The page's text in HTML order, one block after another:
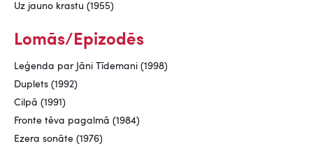
Uz jauno krastu (1955)
Lomās/Epizodēs
Leģenda par Jāni Tīdemani (1998)
Duplets (1992)
Cilpā (1991)
Fronte tēva pagalmā (1984)
Ezera sonāte (1976)